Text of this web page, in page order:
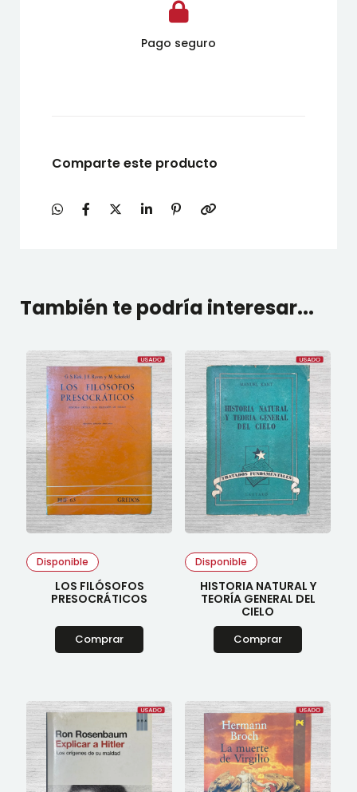
Pago seguro
Comparte este producto
También te podría interesar...
Disponible
LOS FILÓSOFOS
PRESOCRÁTICOS
Comprar
Disponible
HISTORIA NATURAL Y
TEORÍA GENERAL DEL
CIELO
Comprar